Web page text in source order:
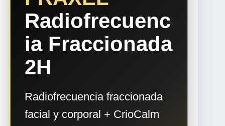
Radiofrecuenc
ia Fraccionada
2H
Radiofrecuencia fraccionada
facial y corporal + CrioCalm